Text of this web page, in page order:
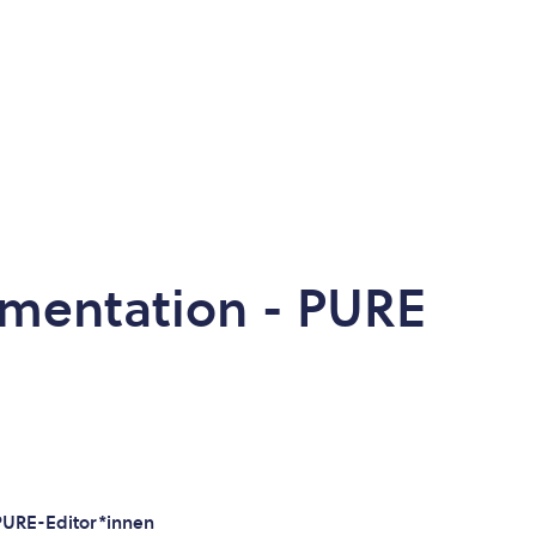
- PURE
Editor*innen